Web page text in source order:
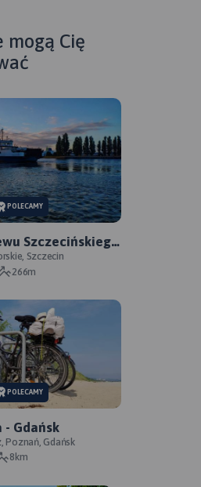
mogą Cię
POLECAMY
Szczecińskiego
szlaku
Szczecin
266m
POLECAMY
- Gdańsk
Poznań, Gdańsk
8km